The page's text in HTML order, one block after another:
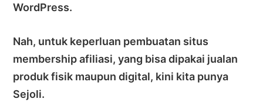
WordPress.
Nah, untuk keperluan pembuatan situs
membership afiliasi, yang bisa dipakai jualan
produk fisik maupun digital, kini kita punya
Sejoli.